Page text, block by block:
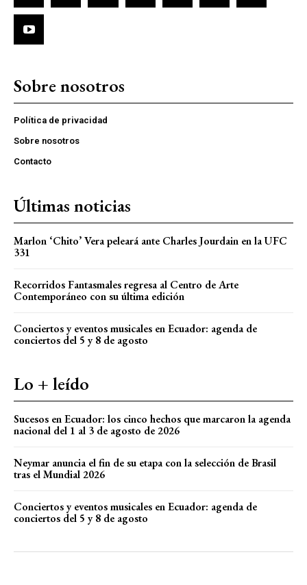
Sobre nosotros
Política de privacidad
Sobre nosotros
Contacto
Últimas noticias
Marlon ‘Chito’ Vera peleará ante Charles Jourdain en la UFC
331
Recorridos Fantasmales regresa al Centro de Arte
Contemporáneo con su última edición
Conciertos y eventos musicales en Ecuador: agenda de
conciertos del 5 y 8 de agosto
Lo + leído
Sucesos en Ecuador: los cinco hechos que marcaron la agenda
nacional del 1 al 3 de agosto de 2026
Neymar anuncia el fin de su etapa con la selección de Brasil
tras el Mundial 2026
Conciertos y eventos musicales en Ecuador: agenda de
conciertos del 5 y 8 de agosto